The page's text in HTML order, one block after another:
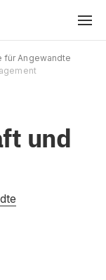
für Angewandte
und